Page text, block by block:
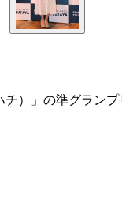
）」の準グラン